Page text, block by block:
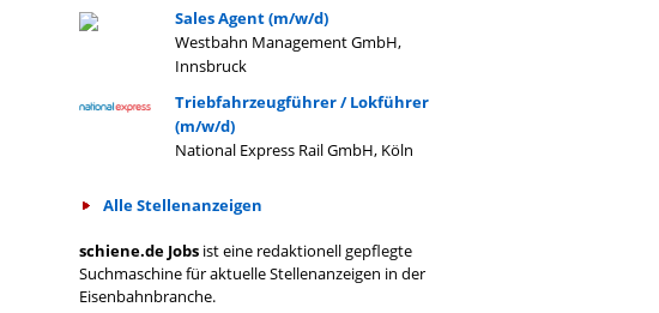
Sales Agent (m/w/d)
Westbahn Management GmbH,
Innsbruck
Triebfahrzeugführer / Lokführer
(m/w/d)
National Express Rail GmbH, Köln
Alle Stellenanzeigen
schiene.de Jobs ist eine redaktionell gepflegte
Suchmaschine für aktuelle Stellenanzeigen in der
Eisenbahnbranche.